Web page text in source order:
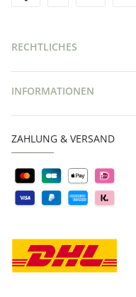
RECHTLICHES
INFORMATIONEN
ZAHLUNG & VERSAND